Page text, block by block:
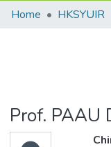
Research Outputs
Theses
Home HKSYUIR
Prof. PAAU